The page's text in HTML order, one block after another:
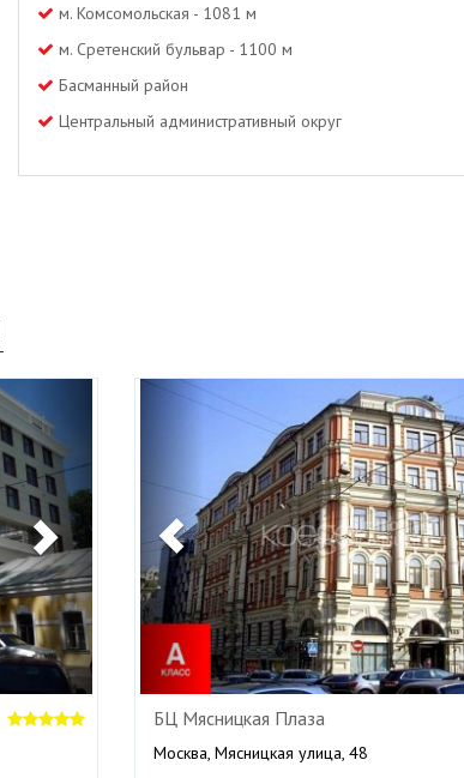
м. Комсомольская - 1081 м
м. Сретенский бульвар - 1100 м
Басманный район
Центральный административный округ
Previous
БЦ Мясницкая Плаза
Москва, Мясницкая улица, 48